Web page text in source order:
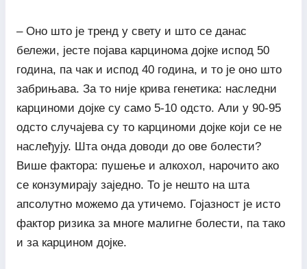
– Оно што је тренд у свету и што се данас
бележи, јесте појава карцинома дојке испод 50
година, па чак и испод 40 година, и то је оно што
забрињава. За то није крива генетика: наследни
карциноми дојке су само 5-10 одсто. Али у 90-95
одсто случајева су то карциноми дојке који се не
наслеђују. Шта онда доводи до ове болести?
Више фактора: пушење и алкохол, нарочито ако
се конзумирају заједно. То је нешто на шта
апсолутно можемо да утичемо. Гојазност је исто
фактор ризика за многе малигне болести, па тако
и за карцином дојке.